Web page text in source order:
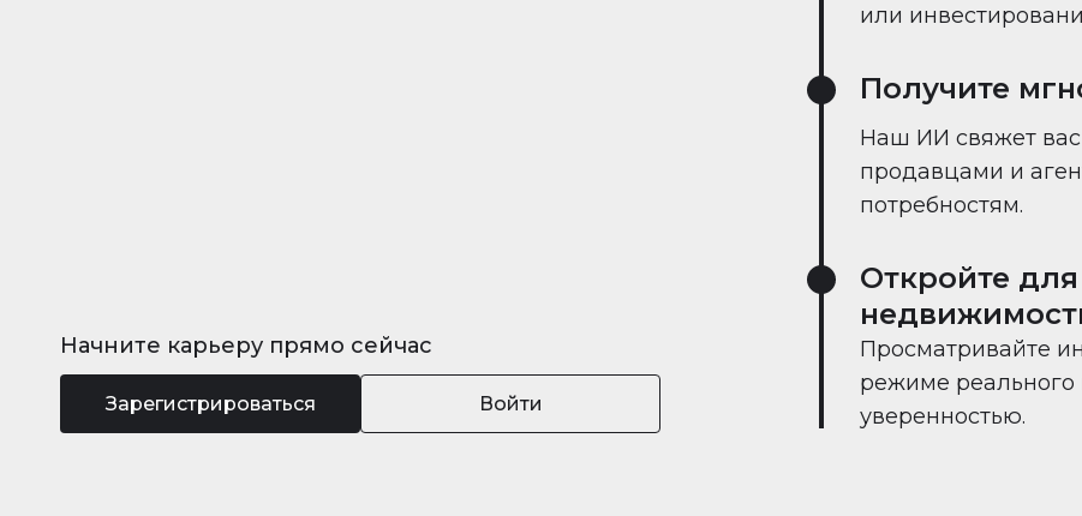
Начните карьеру прямо сейчас
Зарегистрироваться Войти
или
Получите
Наш ИИ свяжет
продавцами и
потребностям.
Откройте
Просматривайте
режиме реального
уверенностью.